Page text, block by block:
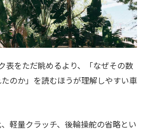
表をただ眺めるより、「なぜその数
のか」を読むほうが理解しやすい車
軽量クラッチ、後輪操舵の省略とい